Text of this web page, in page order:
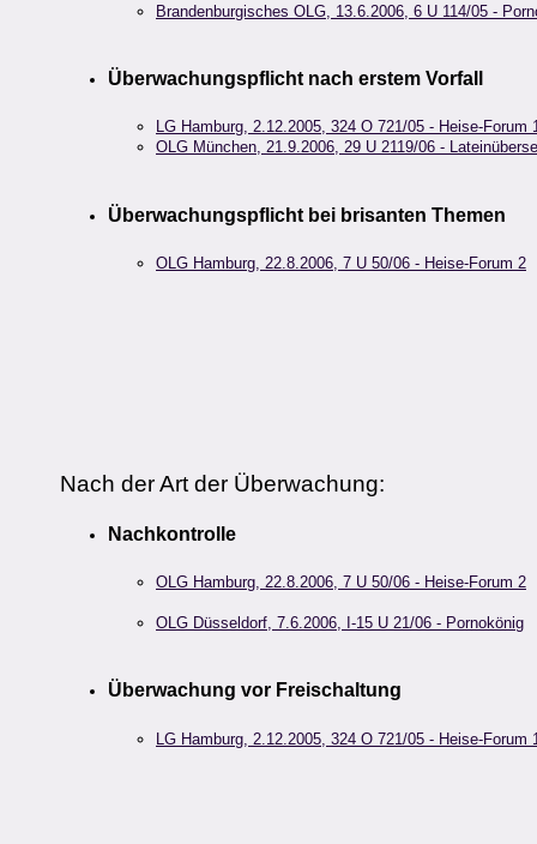
Brandenburgisches OLG, 13.6.2006, 6 U 114/05 -
Überwachungspflicht nach erstem Vorfall
LG Hamburg, 2.12.2005, 324 O 721/05 - Heise-Forum
OLG München, 21.9.2006, 29 U 2119/06 -
Überwachungspflicht bei brisanten Themen
OLG Hamburg, 22.8.2006, 7 U 50/06 - Heise-Forum 2
Nach der Art der Überwachung:
Nachkontrolle
OLG Hamburg, 22.8.2006, 7 U 50/06 - Heise-Forum 2
OLG Düsseldorf, 7.6.2006, I-15 U 21/06 - Pornokönig
Überwachung vor Freischaltung
LG Hamburg, 2.12.2005, 324 O 721/05 - Heise-Forum